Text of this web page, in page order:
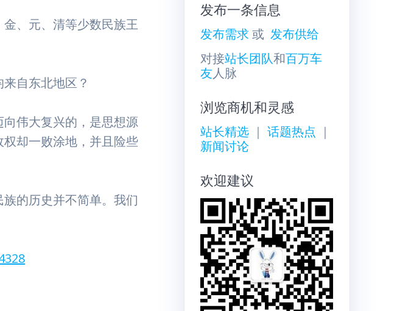
、元、清等少数民族王
自东北地区？
伟大复兴的，是思想源
却一败涂地，并且险些
的历史并不简单。我们
发布一条信息
发布需求 或 发布供给
对接站长团队和百万车
友人脉
浏览商机和灵感
站长精选｜ 话题热点 ｜
新闻讨论
欢迎建议